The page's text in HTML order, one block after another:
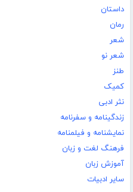
داستان
رمان
شعر
شعر نو
طنز
کمیک
نثر ادبی
زندگینامه و سفرنامه
نمایشنامه و فیلمنامه
فرهنگ لغت و زبان
آموزش زبان
سایر ادبیات